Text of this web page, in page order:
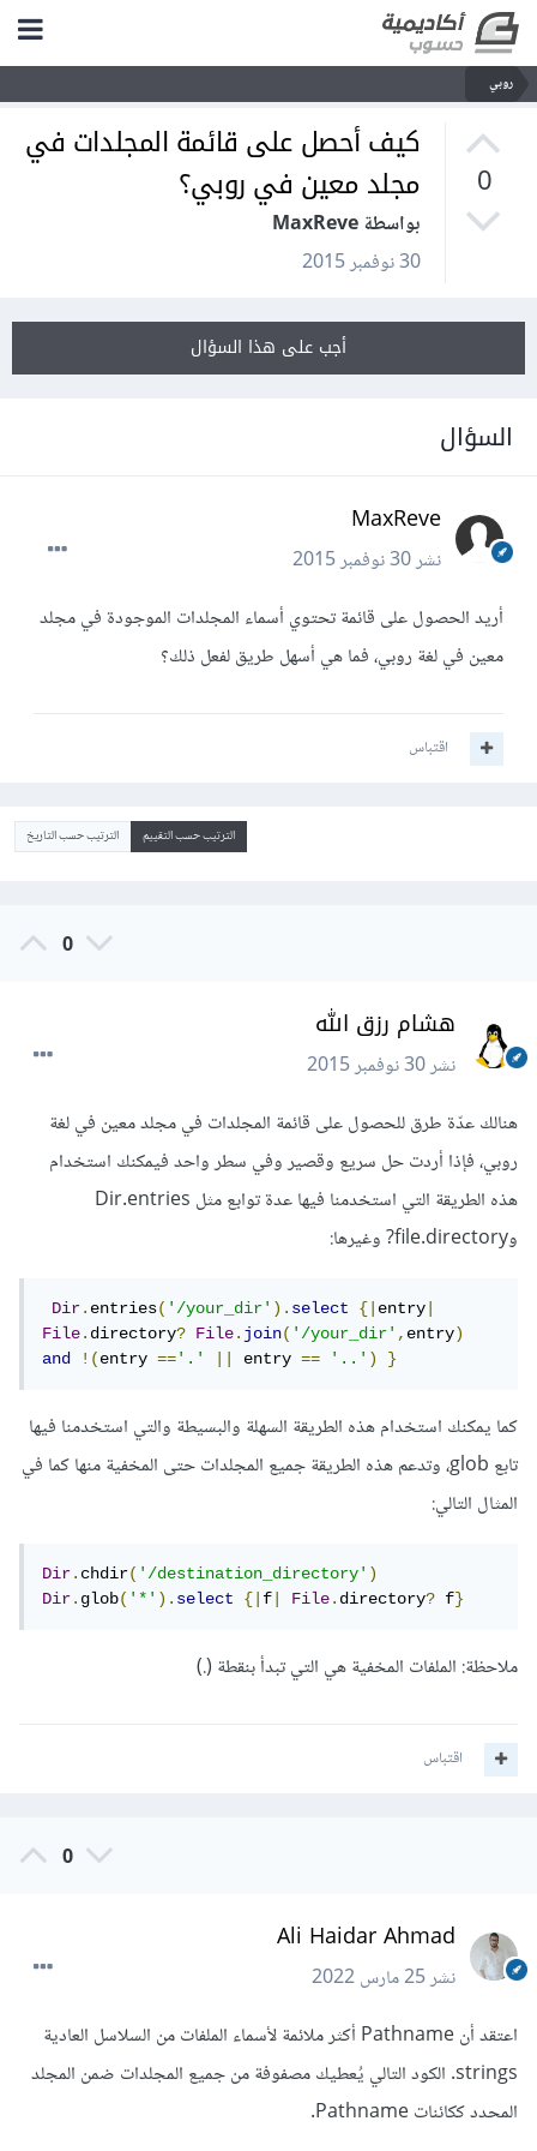
روبي
0
كيف أحصل على قائمة المجلدات في
مجلد معين في روبي؟
بواسطة MaxReve
30 نوفمبر 2015
أجب على هذا السؤال
السؤال
MaxReve
نشر30 نوفمبر 2015
أريد الحصول على قائمة تحتوي أسماء المجلدات الموجودة في مجلد
معين في لغة روبي، فما هي أسهل طريق لفعل ذلك؟
اقتباس
الترتيب حسب التقييم الترتيب حسب التاريخ
0
هشام رزق الله
نشر30 نوفمبر 2015
هنالك عدّة طرق للحصول على قائمة المجلدات في مجلد معين في لغة
روبي، فإذا أردت حل سريع وقصير وفي سطر واحد فيمكنك استخدام
هذه الطريقة التي استخدمنا فيها عدة توابع مثل Dir.entries
وfile.directory? وغيرها:
Dir.entries('/your_dir').select {|entry
File.directory? File.join('/your_dir',entry)
and
!(entry =='.' entry == '..') }
كما يمكنك استخدام هذه الطريقة السهلة والبسيطة والتي استخدمنا فيها
تابع glob، وتدعم هذه الطريقة جميع المجلدات حتى المخفية منها كما في
المثال التالي:
Dir.chdir('/destination_directory')
Dir.glob('*').select {|f File.directory? f}
ملاحظة: الملفات المخفية هي التي تبدأ بنقطة (.)
اقتباس
0
Ali Haidar Ahmad
نشر25 مارس 2022
اعتقد أن Pathname أكثر ملائمة لأسماء الملفات من السلاسل العادية
strings. الكود التالي يُعطيك مصفوفة من جميع المجلدات ضمن المجلد
المحدد ككائنات Pathname.